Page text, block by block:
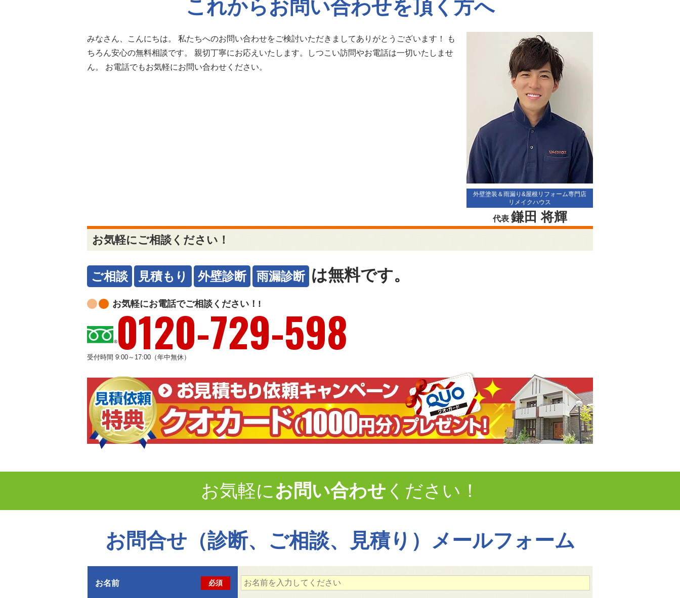
これからお問い合わせを頂く方へ
外壁塗装＆雨漏り&屋根リフォーム専門店
リメイクハウス
代表 鎌田 将輝
みなさん、こんにちは。 私たちへのお問い合わせをご検討いただきましてありがとうございます！ も
ちろん安心の無料相談です。 親切丁寧にお応えいたします。しつこい訪問やお電話は一切いたしませ
ん。 お電話でもお気軽にお問い合わせください。
お気軽にご相談ください！
ご相談 見積もり 外壁診断 雨漏診断 は無料です。
お気軽にお電話でご相談ください！!
0120-729-598
受付時間 9:00～17:00（年中無休）
お気軽にお問い合わせ ください！
お問合せ（診断、ご相談、見積り）メールフォーム
お名前 必須